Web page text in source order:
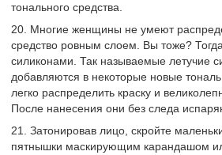
тонального средства.
20. Многие женщины не умеют
средство ровным слоем. Вы тоже?
силиконами. Так называемые летучие
добавляются в некоторые новые
легко распределить краску и
После нанесения они без следа
21. Затонировав лицо, скройте
пятнышки маскирующим карандашом